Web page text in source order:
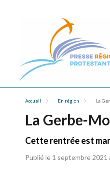
Accueil En région La
La Gerbe-
Cette rentrée est
Publié le 1 septembre